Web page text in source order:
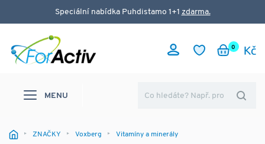
Speciální nabídka Puhdistamo 1+1 zdarma.
0
MENU
ZNAČKY Voxberg Vitamíny a minerály